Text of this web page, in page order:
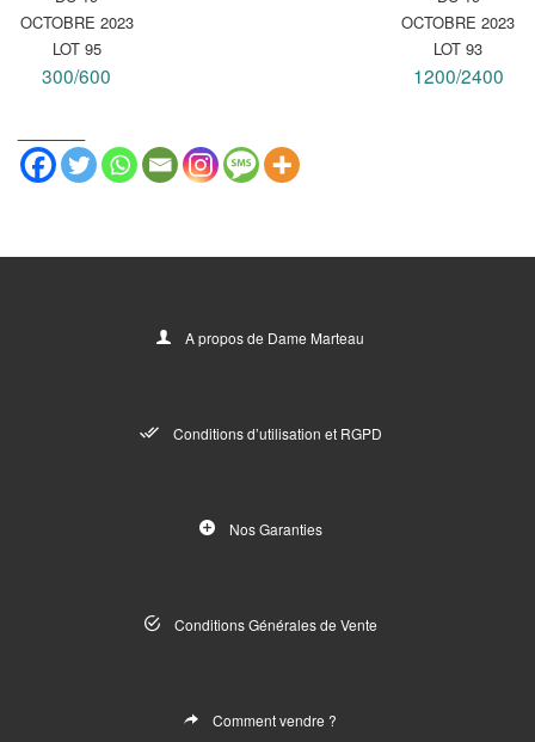
OCTOBRE 2023
LOT 95
300/600
OCTOBRE 2023
LOT 93
1200/2400
A propos de Dame Marteau
Conditions d’utilisation et RGPD
Nos Garanties
Conditions Générales de Vente
Comment vendre ?